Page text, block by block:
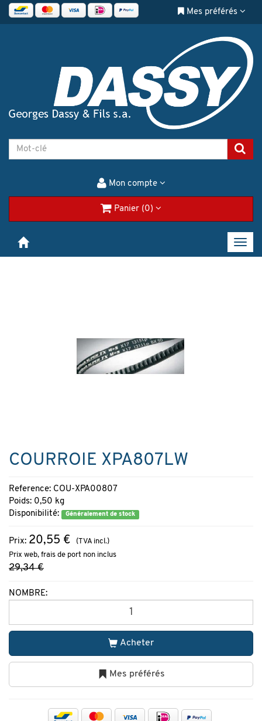
Mes préférés
Mon compte
Panier (0)
COURROIE XPA807LW
Reference: COU-XPA00807
Poids: 0,50 kg
Disponibilité:
Généralement de stock
Prix: 20,55 €
(TVA incl.)
Prix web, frais de port non inclus
29,34 €
NOMBRE:
Acheter
Mes préférés